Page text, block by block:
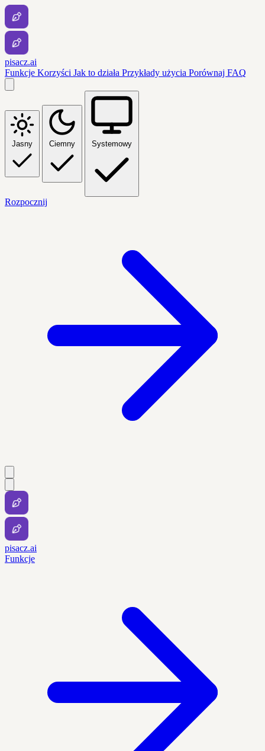
pisacz.ai
Funkcje Korzyści Jak to działa Przykłady użycia Porównaj FAQ
Jasny Ciemny Systemowy
Rozpocznij
pisacz.ai
Funkcje